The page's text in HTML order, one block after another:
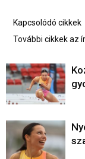
Kapcsolódó cikkek
További cikkek az